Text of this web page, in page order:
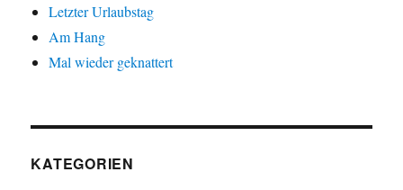
Letzter Urlaubstag
Am Hang
Mal wieder geknattert
KATEGORIEN